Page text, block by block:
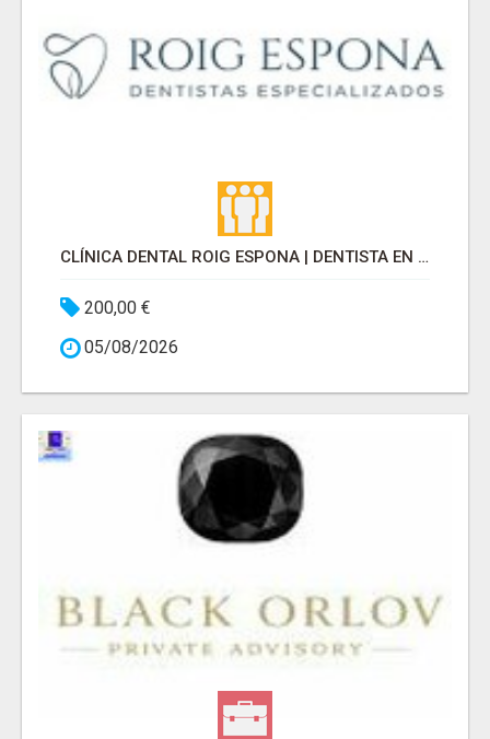
CLÍNICA DENTAL ROIG ESPONA | DENTISTA EN SARRIA SANT GERVASI
200,00 €
05/08/2026